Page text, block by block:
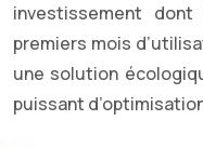
investissement
premiers mois
une solution
puissant